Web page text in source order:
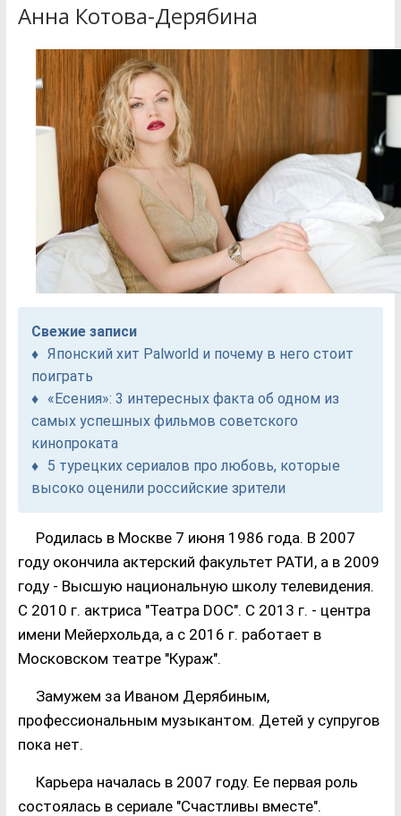
Анна Котова-Дерябина
Свежие записи
Японский хит Palworld и почему в него стоит
поиграть
«Есения»: 3 интересных факта об одном из
самых успешных фильмов советского
кинопроката
5 турецких сериалов про любовь, которые
высоко оценили российские зрители
Родилась в Москве 7 июня 1986 года. В 2007
году окончила актерский факультет РАТИ, а в 2009
году - Высшую национальную школу телевидения.
С 2010 г. актриса "Театра DOC". С 2013 г. - центра
имени Мейерхольда, а с 2016 г. работает в
Московском театре "Кураж".
Замужем за Иваном Дерябиным,
профессиональным музыкантом. Детей у супругов
пока нет.
Карьера началась в 2007 году. Ее первая роль
состоялась в сериале "Счастливы вместе".